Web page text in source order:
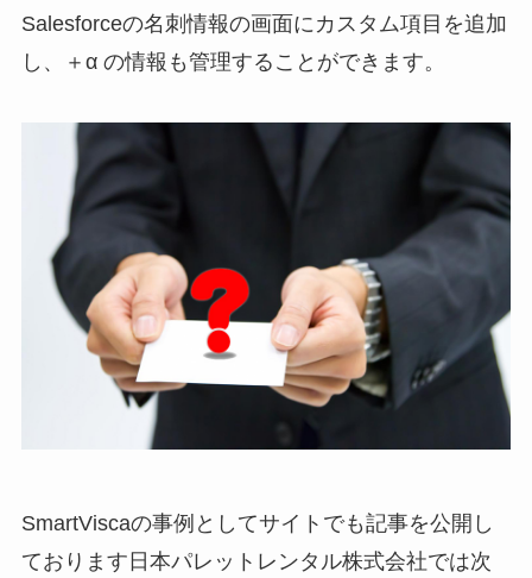
Salesforceの名刺情報の画面にカスタム項目を追加
し、＋α の情報も管理することができます。
SmartViscaの事例としてサイトでも記事を公開し
ております日本パレットレンタル株式会社では次